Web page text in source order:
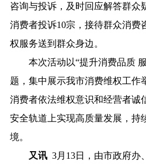
咨询与投诉，及时回应解答群众
消费者投诉10宗，接待群众消费
权服务送到群众身边。
本次活动以“提升消费品质 服
题，集中展示我市消费维权工作
消费者依法维权意识和经营者诚
安全轨道上实现高质量发展，持
境。
又讯 3月13日，由市政府办